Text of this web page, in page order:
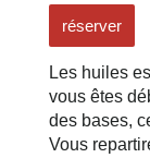
Les huiles
vous êtes
des bases,
Vous
réserver